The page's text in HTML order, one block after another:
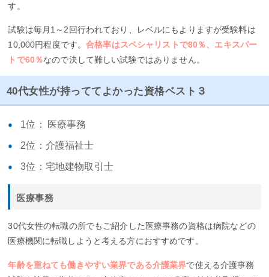
す。
試験は毎月1～2回行われており、レベルにもよりますが受験料は
10,000円程度です。合格率はスペシャリストで80％、エキスパー
トで60％なので決して難しい試験ではありません。
40代女性が持っててよかった資格ベスト３
1位： 医療事務
2位：介護福祉士
3位：宅地建物取引士
医療事務
30代女性の転職の所でもご紹介した医療事務の資格は病院などの
医療機関に転職しようと考える方におすすめです。
年齢を重ねても働きやすい業界である介護業界で使える介護事務